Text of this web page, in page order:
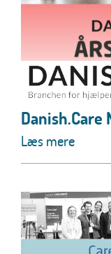
Danish.Care
Læs mere